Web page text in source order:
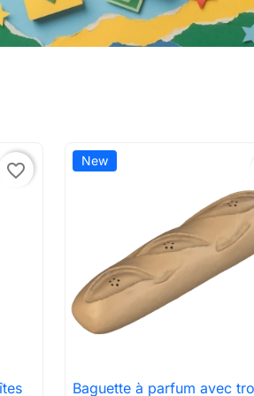
favorite_border New
Baguette à parfum avec